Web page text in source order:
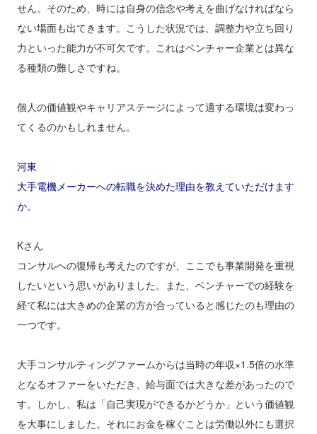
せん。そのため、時には自身の信念や考えを曲げなければなら
ない場面も出てきます。こうした状況では、調整力や立ち回り
力といった能力が不可欠です。これはベンチャー企業とは異な
る種類の難しさですね。
個人の価値観やキャリアステージによって適する環境は変わっ
てくるのかもしれません。
河東
大手電機メーカーへの転職を決めた理由を教えていただけます
か。
Kさん
コンサルへの復帰も考えたのですが、ここでも事業開発を重視
したいという思いがありました。また、ベンチャーでの経験を
経て私には大きめの企業の方が合っていると感じたのも理由の
一つです。
大手コンサルティングファームからは当時の年収×1.5倍の水準
となるオファーをいただき、給与面では大きな差があったので
す。しかし、私は「自己実現ができるかどうか」という価値観
を大事にしました。それにお金を稼ぐことは労働以外にも選択